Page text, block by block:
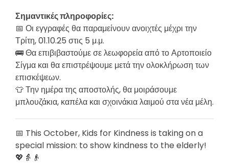
Σημαντικές πληροφορίες:
📅 Οι εγγραφές θα παραμείνουν ανοιχτές μέχρι την
Τρίτη, 01.10.25 στις 5 μ.μ.
🚌 Θα επιβιβαστούμε σε λεωφορεία από το Αρτοποιείο
Σίγμα και θα επιστρέψουμε μετά την ολοκλήρωση των
επισκέψεων.
👕 Την ημέρα της αποστολής, θα μοιράσουμε
μπλουζάκια, καπέλα και σχοινάκια λαιμού στα νέα μέλη.
📅 This October, Kids for Kindness is taking on a
special mission: to show kindness to the elderly!
💖👵👴